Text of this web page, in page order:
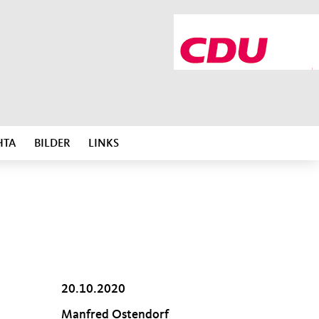
BILDER LINKS
20.10.2020
Manfred Ostendorf